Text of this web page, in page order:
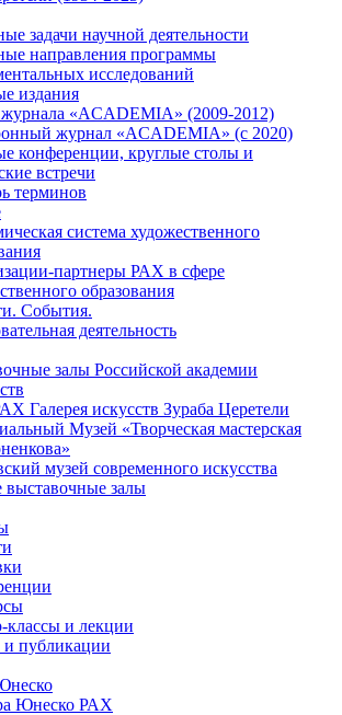
задачи научной деятельности
направления программы
исследований
издания
«ACADEMIA» (2009-2012)
журнал «ACADEMIA» (с 2020)
конференции, круглые столы и
встречи
терминов
система художественного
партнеры РАХ в сфере
образования
События.
деятельность
залы Российской академии
Галерея искусств Зураба Церетели
Музей «Творческая мастерская
музей современного искусства
выставочные залы
классы и лекции
и публикации
Юнеско РАХ